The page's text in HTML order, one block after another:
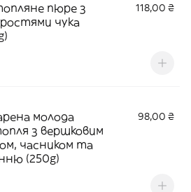
пюре з
чука
118,00 ₴
молода
з вершковим
часником та
(250g)
98,00 ₴